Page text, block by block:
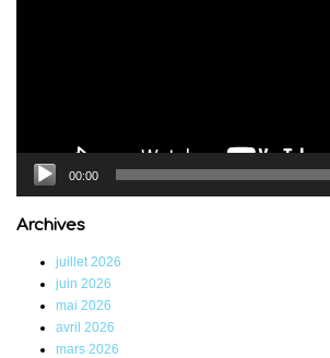
00:00
Archives
juillet 2026
juin 2026
mai 2026
avril 2026
mars 2026